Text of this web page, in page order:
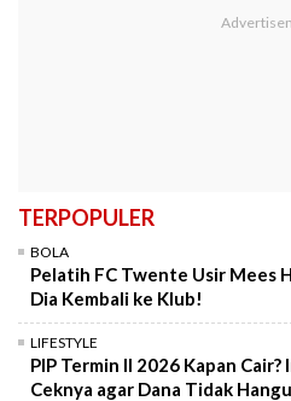
TERPOPULER
BOLA
Pelatih FC Twente Usir Mees
Dia Kembali ke Klub!
LIFESTYLE
PIP Termin II 2026 Kapan
Ceknya agar Dana Tidak